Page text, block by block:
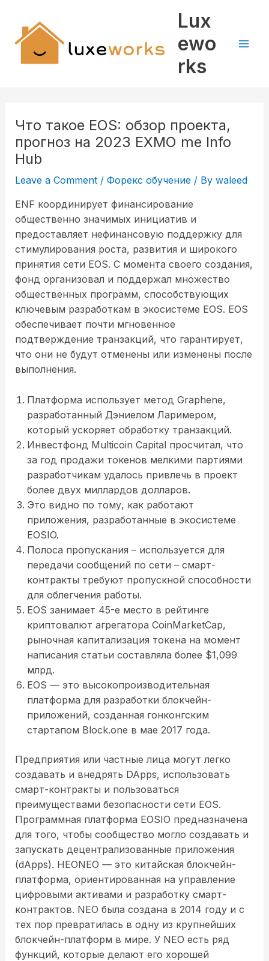
content
Lux
ewo
rks
Что такое EOS: обзор проекта,
прогноз на 2023 EXMO me Info
Hub
Leave a Comment / Форекс обучение/ By waleed
ENF координирует финансирование
общественно значимых инициатив и
предоставляет нефинансовую поддержку для
стимулирования роста, развития и широкого
принятия сети EOS. С момента своего создания,
фонд организовал и поддержал множество
общественных программ, способствующих
ключевым разработкам в экосистеме EOS. EOS
обеспечивает почти мгновенное
подтверждение транзакций, что гарантирует,
что они не будут отменены или изменены после
выполнения.
Платформа использует метод Graphene,
разработанный Дэниелом Ларимером,
который ускоряет обработку транзакций.
Инвестфонд Multicoin Capital просчитал, что
за год продажи токенов мелкими партиями
разработчикам удалось привлечь в проект
более двух миллардов долларов.
Это видно по тому, как работают
приложения, разработанные в экосистеме
EOSIO.
Полоса пропускания – используется для
передачи сообщений по сети – смарт-
контракты требуют пропускной способности
для облегчения работы.
EOS занимает 45-е место в рейтинге
криптовалют агрегатора CoinMarketCap,
рыночная капитализация токена на момент
написания статьи составляла более $1,099
млрд.
EOS — это высокопроизводительная
платформа для разработки блокчейн-
приложений, созданная гонконгским
стартапом Block.one в мае 2017 года.
Предприятия или частные лица могут легко
создавать и внедрять DApps, использовать
смарт-контракты и пользоваться
преимуществами безопасности сети EOS.
Программная платформа EOSIO предназначена
для того, чтобы сообщество могло создавать и
запускать децентрализованные приложения
(dApps). НЕОNEO — это китайская блокчейн-
платформа, ориентированная на управление
цифровыми активами и разработку смарт-
контрактов. NEO была создана в 2014 году и с
тех пор превратилась в одну из крупнейших
блокчейн-платформ в мире. У NEO есть ряд
функций, которые делают его хорошей